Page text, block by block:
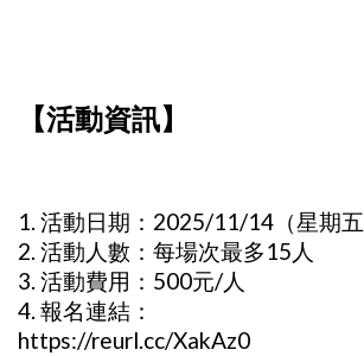
【活動資訊】
1. 活動日期：2025/11/14（星期
2. 活動人數：每場次最多15人
3. 活動費用：500元/人
4. 報名連結：
https://reurl.cc/XakAz0